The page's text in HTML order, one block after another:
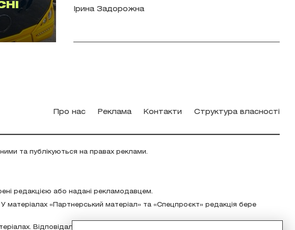
Ірина Задорожна
Про нас Реклама Контакти Структура власності
та публікуються на правах реклами.
редакцією або надані рекламодавцем.
матеріалах «Партнерський матеріал» та «Спецпроєкт» редакція бере
Відповідальність за зміст реклами відповідно до українського